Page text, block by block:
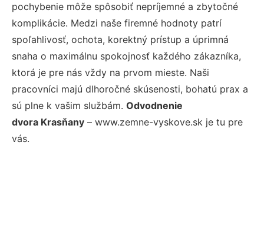
pochybenie môže spôsobiť nepríjemné a zbytočné
komplikácie. Medzi naše firemné hodnoty patrí
spoľahlivosť, ochota, korektný prístup a úprimná
snaha o maximálnu spokojnosť každého zákazníka,
ktorá je pre nás vždy na prvom mieste. Naši
pracovníci majú dlhoročné skúsenosti, bohatú prax a
sú plne k vašim službám. Odvodnenie
dvora Krasňany – www.zemne-vyskove.sk je tu pre
vás.